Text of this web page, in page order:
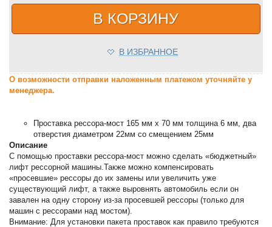
В КОРЗИНУ
В ИЗБРАННОЕ
О возможности отправки наложенным платежом уточняйте у
менеджера.
Проставка рессора-мост 165 мм х 70 мм толщина 6 мм, два
отверстия диаметром 22мм со смещением 25мм
Описание
С помощью проставки рессора-мост можно сделать «бюджетный»
лифт рессорной машины.Также можно компенсировать
«просевшие» рессоры до их замены или увеличить уже
существующий лифт, а также выровнять автомобиль если он
завален на одну сторону из-за просевшей рессоры (только для
машин с рессорами над мостом).
Внимание: Для установки пакета проставок как правило требуются